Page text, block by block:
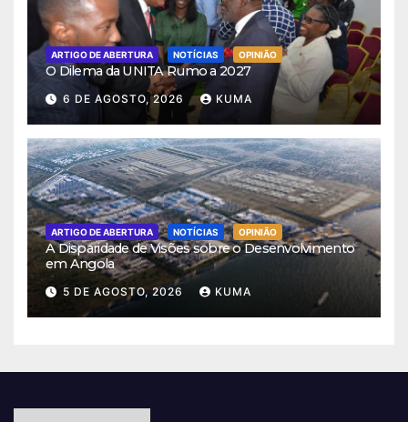
ARTIGO DE ABERTURA NOTÍCIAS OPINIÃO
O Dilema da UNITA Rumo a 2027
6 DE AGOSTO, 2026 KUMA
ARTIGO DE ABERTURA NOTÍCIAS OPINIÃO
A Disparidade de Visões sobre o Desenvolvimento
em Angola
5 DE AGOSTO, 2026 KUMA